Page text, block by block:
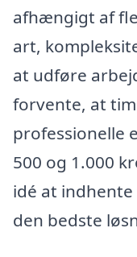
afhængigt af
art,
at udføre
forvente, at
professionelle
500 og 1.000
idé at
den bedste